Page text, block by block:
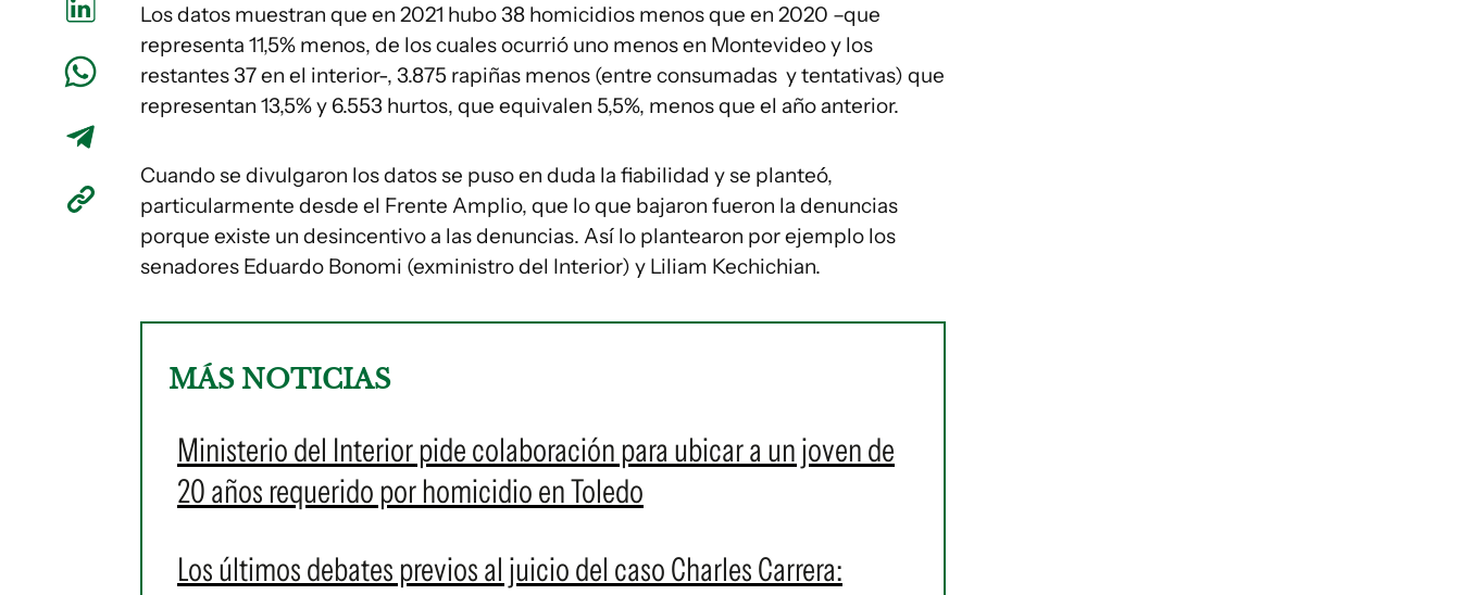
Los datos muestran que en 2021 hubo 38 homicidios menos que en 2020 –que
representa 11,5% menos, de los cuales ocurrió uno menos en Montevideo y los
restantes 37 en el interior-, 3.875 rapiñas menos (entre consumadas y tentativas) que
representan 13,5% y 6.553 hurtos, que equivalen 5,5%, menos que el año anterior.
Cuando se divulgaron los datos se puso en duda la fiabilidad y se planteó,
particularmente desde el Frente Amplio, que lo que bajaron fueron la denuncias
porque existe un desincentivo a las denuncias. Así lo plantearon por ejemplo los
senadores Eduardo Bonomi (exministro del Interior) y Liliam Kechichian.
MÁS NOTICIAS
Ministerio del Interior pide colaboración para ubicar a un joven de
20 años requerido por homicidio en Toledo
Los últimos debates previos al juicio del caso Charles Carrera: